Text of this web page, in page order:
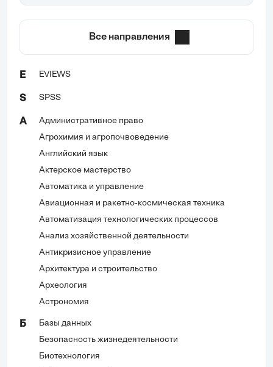
Все направления
E EVIEWS
S SPSS
А
Административное право
Агрохимия и агропочвоведение
Английский язык
Актерское мастерство
Автоматика и управление
Авиационная и ракетно-космическая техника
Автоматизация технологических процессов
Анализ хозяйственной деятельности
Антикризисное управление
Архитектура и строительство
Археология
Астрономия
Б
Базы данных
Безопасность жизнедеятельности
Биотехнология